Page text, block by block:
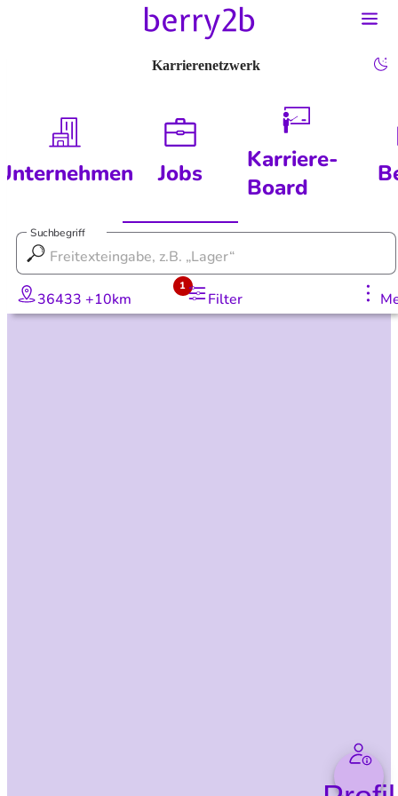
Karrierenetzwerk
Jobs
Karriere-
Board
Suchbegriff
36433 +10km Filter
1